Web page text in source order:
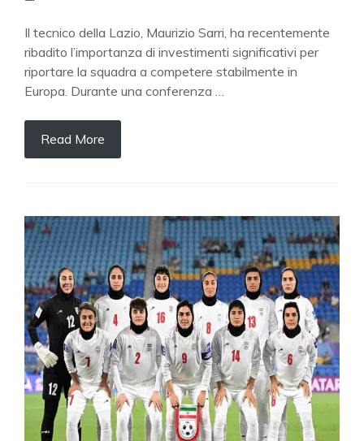
Il tecnico della Lazio, Maurizio Sarri, ha recentemente
ribadito l’importanza di investimenti significativi per
riportare la squadra a competere stabilmente in
Europa. Durante una conferenza …
Read More